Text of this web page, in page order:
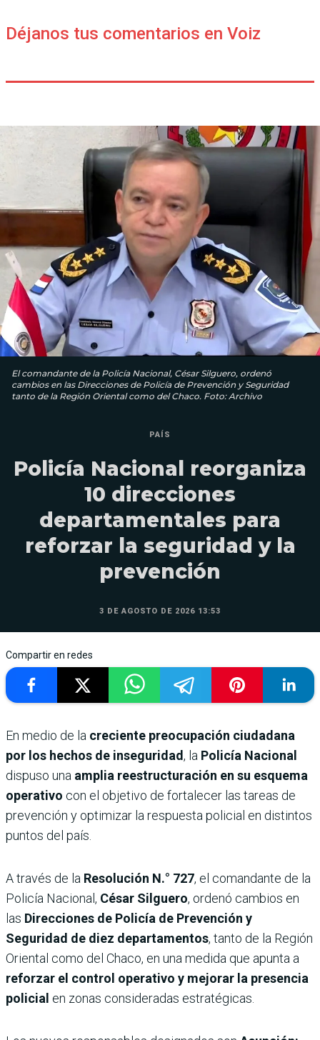
Déjanos tus comentarios en Voiz
El comandante de la Policía Nacional, César Silguero, ordenó
cambios en las Direcciones de Policía de Prevención y Seguridad
tanto de la Región Oriental como del Chaco. Foto: Archivo
PAÍS
Policía Nacional reorganiza
10 direcciones
departamentales para
reforzar la seguridad y la
prevención
3 DE AGOSTO DE 2026 13:53
Compartir en redes
En medio de la creciente preocupación ciudadana
por los hechos de inseguridad, la Policía Nacional
dispuso una amplia reestructuración en su esquema
operativo con el objetivo de fortalecer las tareas de
prevención y optimizar la respuesta policial en distintos
puntos del país.
A través de la Resolución N.° 727, el comandante de la
Policía Nacional, César Silguero, ordenó cambios en
las Direcciones de Policía de Prevención y
Seguridad de diez departamentos, tanto de la Región
Oriental como del Chaco, en una medida que apunta a
reforzar el control operativo y mejorar la presencia
policial en zonas consideradas estratégicas.